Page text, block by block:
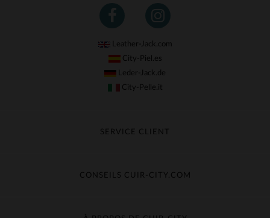
Leather-Jack.com
City-Piel.es
Leder-Jack.de
City-Pelle.it
SERVICE CLIENT
Échange & Remboursement
CONSEILS CUIR-CITY.COM